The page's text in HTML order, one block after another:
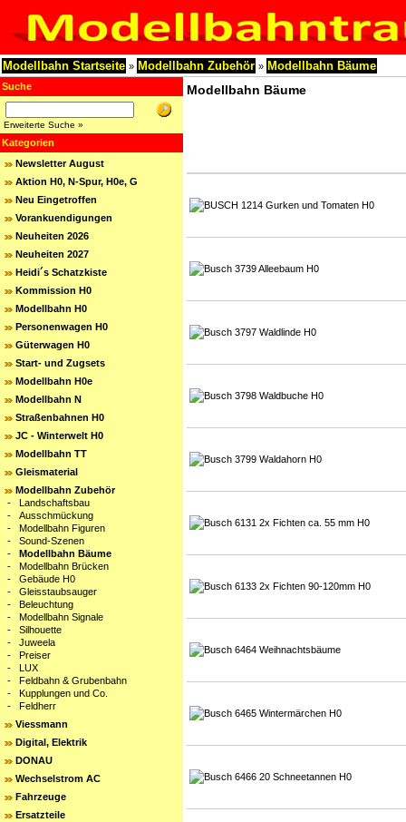
Modellbahn Startseite » Modellbahn Zubehör » Modellbahn Bäume
Suche
Erweiterte Suche »
Kategorien
Newsletter August
Aktion H0, N-Spur, H0e, G
Neu Eingetroffen
Vorankuendigungen
Neuheiten 2026
Neuheiten 2027
Heidi´s Schatzkiste
Kommission H0
Modellbahn H0
Personenwagen H0
Güterwagen H0
Start- und Zugsets
Modellbahn H0e
Modellbahn N
Straßenbahnen H0
JC - Winterwelt H0
Modellbahn TT
Gleismaterial
Modellbahn Zubehör
- Landschaftsbau
- Ausschmückung
- Modellbahn Figuren
- Sound-Szenen
- Modellbahn Bäume
- Modellbahn Brücken
- Gebäude H0
- Gleisstaubsauger
- Beleuchtung
- Modellbahn Signale
- Silhouette
- Juweela
- Preiser
- LUX
- Feldbahn & Grubenbahn
- Kupplungen und Co.
- Feldherr
Viessmann
Digital, Elektrik
DONAU
Wechselstrom AC
Fahrzeuge
Ersatzteile
Modellbahn Bäume